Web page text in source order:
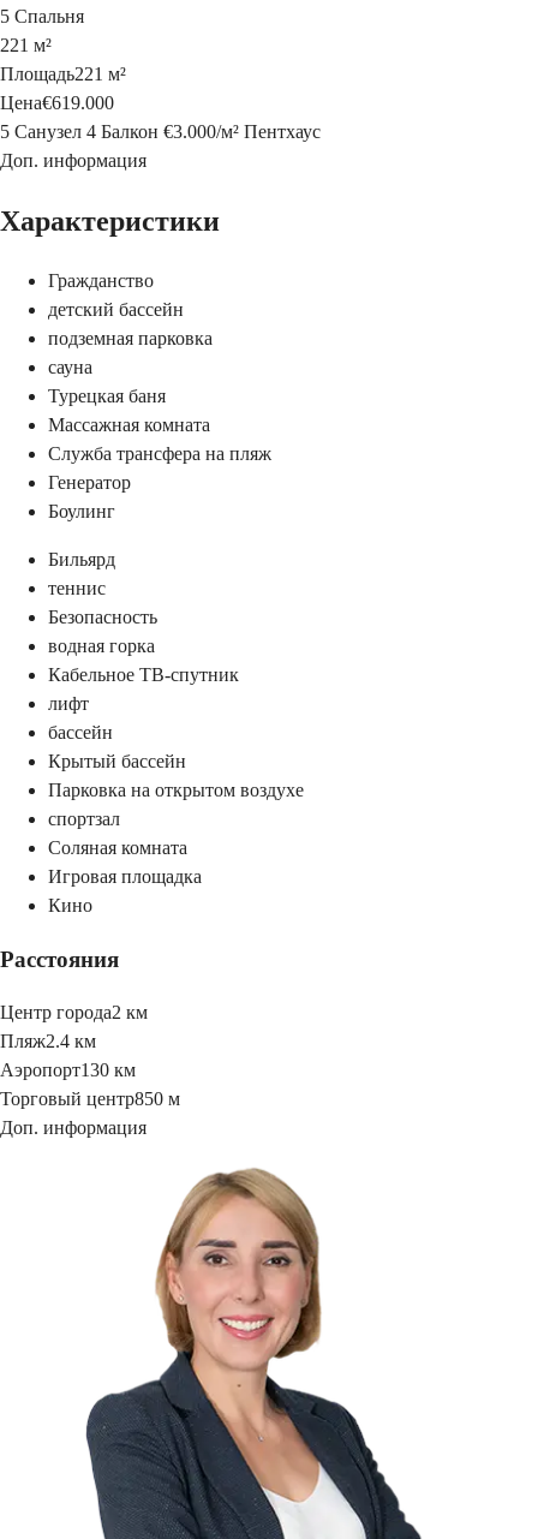
5 Спальня
221 м²
Площадь221 м²
Цена€619.000
5 Санузел 4 Балкон €3.000/м² Пентхаус
Доп. информация
Характеристики
Гражданство
детский бассейн
подземная парковка
сауна
Турецкая баня
Массажная комната
Служба трансфера на пляж
Генератор
Боулинг
Бильярд
теннис
Безопасность
водная горка
Кабельное ТВ-спутник
лифт
бассейн
Крытый бассейн
Парковка на открытом воздухе
спортзал
Соляная комната
Игровая площадка
Кино
Расстояния
Центр города2 км
Пляж2.4 км
Аэропорт130 км
Торговый центр850 м
Доп. информация